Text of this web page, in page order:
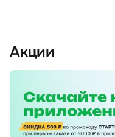
Акции